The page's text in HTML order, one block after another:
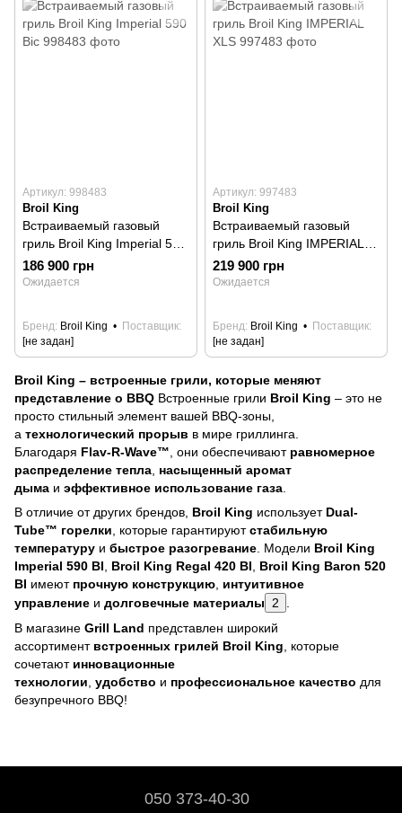
Артикул: 998483
Broil King
Встраиваемый газовый
гриль Broil King Imperial 590
Bic
186 900 грн
Ожидается
Бренд Broil King
Поставщик
[не задан]
Артикул: 997483
Broil King
Встраиваемый газовый
гриль Broil King IMPERIAL
XLS
219 900 грн
Ожидается
Бренд Broil King
Поставщик
[не задан]
Broil King – встроенные грили, которые меняют
представление о BBQ Встроенные грили Broil King – это не
просто стильный элемент вашей BBQ-зоны,
а технологический прорыв в мире гриллинга.
Благодаря Flav-R-Wave™ , они обеспечивают равномерное
распределение тепла насыщенный аромат
дыма и эффективное использование газа
В отличие от других брендов, Broil King использует Dual-
Tube™ горелки , которые гарантируютстабильную
температуру и быстрое разогревание . Модели Broil King
Imperial 590 BI
Broil King Regal 420 BI
Broil King Baron 520
BI имеют прочную конструкцию интуитивное
управление и долговечные материалы 2
В магазине Grill Land представлен широкий
ассортимент встроенных грилей Broil King , которые
сочетают инновационные
технологии удобство и профессиональное качество для
безупречного BBQ!
050 373-40-30